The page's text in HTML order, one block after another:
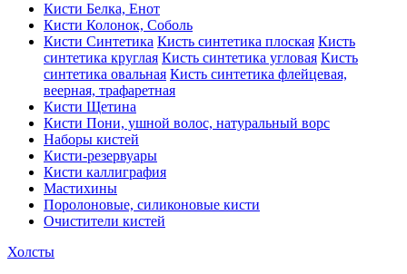
Кисти Белка, Енот
Кисти Колонок, Соболь
Кисти Синтетика Кисть синтетика плоская Кисть
синтетика круглая Кисть синтетика угловая Кисть
синтетика овальная Кисть синтетика флейцевая,
веерная, трафаретная
Кисти Щетина
Кисти Пони, ушной волос, натуральный ворс
Наборы кистей
Кисти-резервуары
Кисти каллиграфия
Мастихины
Поролоновые, силиконовые кисти
Очистители кистей
Холсты